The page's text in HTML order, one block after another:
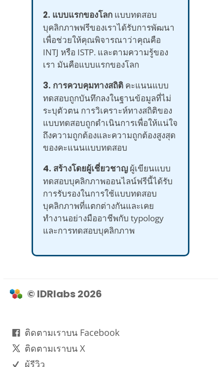
2. แบบแรกของโลก แบบทดสอบ
บุคลิกภาพฟรีของเราได้รับการพัฒนา
เพื่อช่วยให้คุณพิจารณาว่าคุณคือ
INTJ หรือ ISTP. และตามความรู้ของ
เรา มันคือแบบแรกของโลก
3. การควบคุมทางสถิติ คะแนนแบบ
ทดสอบถูกบันทึกลงในฐานข้อมูลที่ไม่
ระบุตัวตน การวิเคราะห์ทางสถิติของ
แบบทดสอบถูกดำเนินการเพื่อให้แน่ใจ
ถึงความถูกต้องและความถูกต้องสูงสุด
ของคะแนนแบบทดสอบ
4. สร้างโดยผู้เชี่ยวชาญผู้เขียนแบบ
ทดสอบบุคลิกภาพออนไลน์ฟรีนี้ได้รับ
การรับรองในการใช้แบบทดสอบ
บุคลิกภาพที่แตกต่างกันและเคย
ทำงานอย่างมืออาชีพกับ typology
และการทดสอบบุคลิกภาพ
© IDRlabs 2026
ติดตามเราบน Facebook
ติดตามเราบน X
ผู้รีวิว